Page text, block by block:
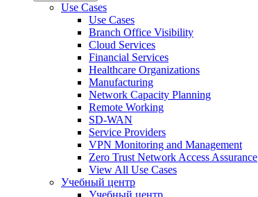
Use Cases
Use Cases
Branch Office Visibility
Cloud Services
Financial Services
Healthcare Organizations
Manufacturing
Network Capacity Planning
Remote Working
SD-WAN
Service Providers
VPN Monitoring and Management
Zero Trust Network Access Assurance
View All Use Cases
Учебный центр
Учебный центр